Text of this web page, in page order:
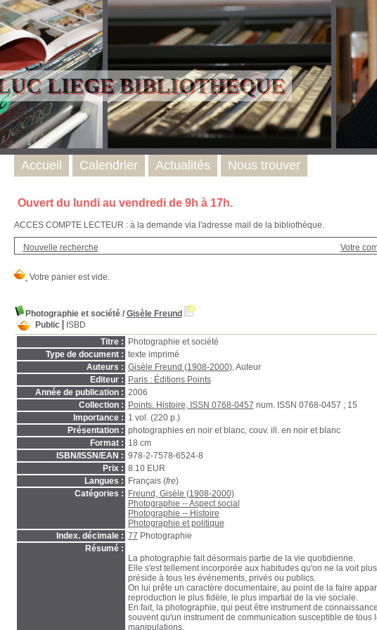
LIEGE BIBLIOTHEQUE
Ouvert du lundi au vendredi de 9h à 17h.
ACCES COMPTE LECTEUR : à la demande via l'adresse mail de la bibliothèque.
Nouvelle recherche Votre
Photographie et société/ Gisèle Freund
Public
ISBD
Titre :
Photographie et société
Type de document : texte imprimé
Auteurs : Gisèle Freund (1908-2000), Auteur
Editeur :
Paris : Éditions Points
Année de publication : 2006
Collection :
Points. Histoire, ISSN 0768-0457 num. ISSN 0768-0457 ; 15
Importance : 1 vol. (220 p.)
Présentation : photographies en noir et blanc, couv. ill. en noir et blanc
Format : 18 cm
ISBN/ISSN/EAN : 978-2-7578-6524-8
Prix : 8.10 EUR
Langues :
Français (fre)
Catégories :
Freund, Gisèle (1908-2000)
Photographie -- Aspect social
Photographie -- Histoire
Photographie et politique
Index. décimale : 77 Photographie
Résumé :
La photographie fait désormais partie de la vie quotidienne.
Elle s'est tellement incorporée aux habitudes qu'on ne la voit
préside à tous les événements, privés ou publics.
On lui prête un caractère documentaire, au point de la faire
reproduction le plus fidèle, le plus impartial de la vie sociale.
En fait, la photographie, qui peut être instrument de
souvent qu'un instrument de communication susceptible de tous
manipulations.
Accueil Calendrier Actualités Nous trouver